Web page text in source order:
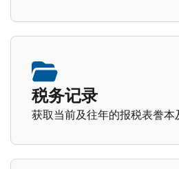
税务记录
获取当前及往年的报税表誊本